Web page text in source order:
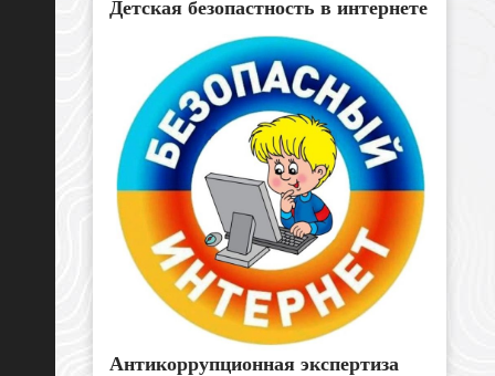
Детская безопастность в интернете
Антикоррупционная экспертиза